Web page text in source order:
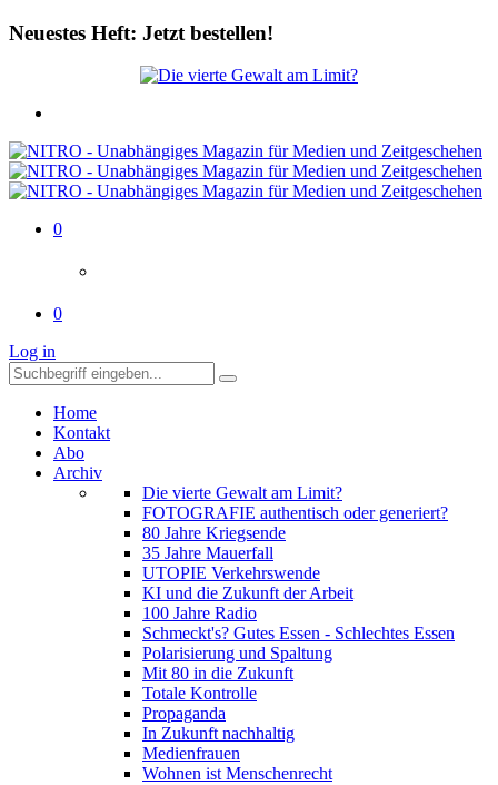
Neuestes Heft: Jetzt bestellen!
0
0
Log in
Home
Kontakt
Abo
Archiv
Die vierte Gewalt am Limit?
FOTOGRAFIE authentisch oder generiert?
80 Jahre Kriegsende
35 Jahre Mauerfall
UTOPIE Verkehrswende
KI und die Zukunft der Arbeit
100 Jahre Radio
Schmeckt's? Gutes Essen - Schlechtes Essen
Polarisierung und Spaltung
Mit 80 in die Zukunft
Totale Kontrolle
Propaganda
In Zukunft nachhaltig
Medienfrauen
Wohnen ist Menschenrecht